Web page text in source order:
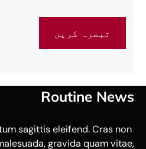
Routine News
sagittis eleifend. Cras non
gravida quam vitae,